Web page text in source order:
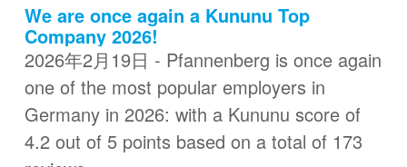
We are once again a Kununu Top
Company 2026!
2026年2月19日 - Pfannenberg is once again
one of the most popular employers in
Germany in 2026: with a Kununu score of
4.2 out of 5 points based on a total of 173